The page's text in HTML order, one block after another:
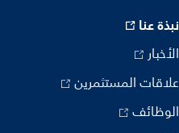
نبذة عنا
الأخبار
علاقات المستثمرين
الوظائف